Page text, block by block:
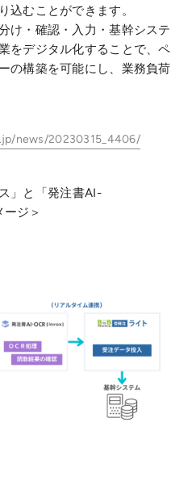
込むことができます。
け・確認・入力・基幹システ
をデジタル化することで、ペ
の構築を可能にし、業務負荷
news/20230315_4406/
」と「発注書AI-
ジ＞